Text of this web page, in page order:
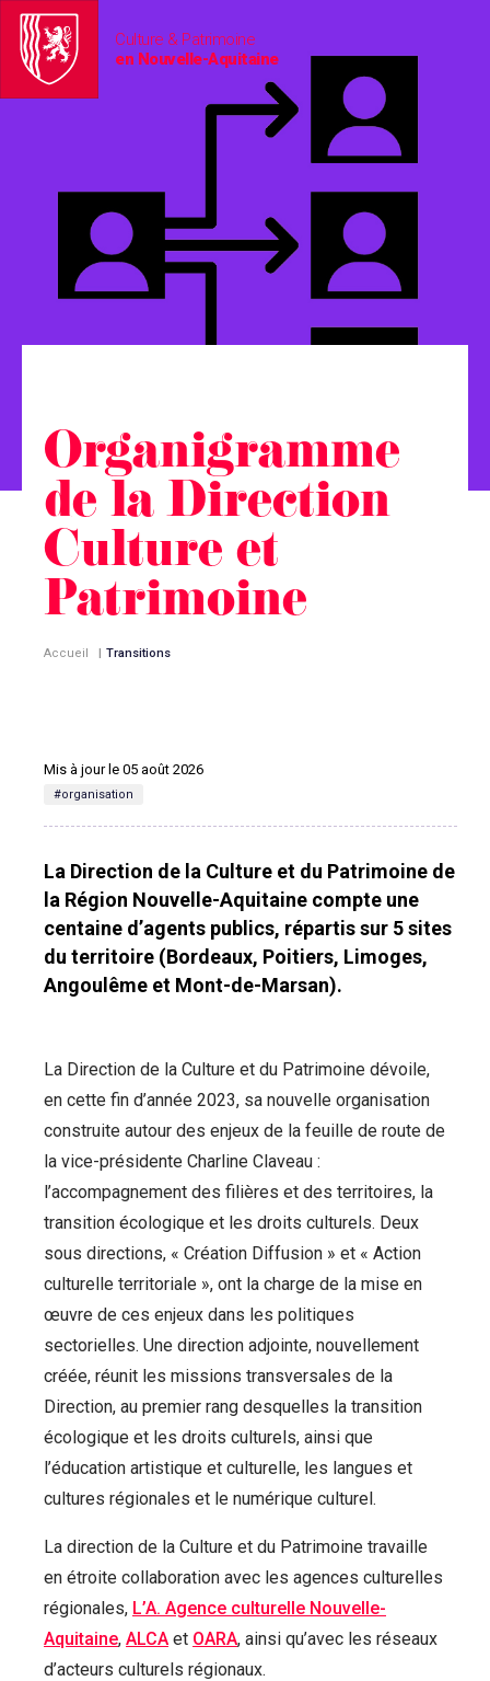
Culture & Patrimoine
en Nouvelle-Aquitaine
Organigramme
de la Direction
Culture et
Patrimoine
Accueil | Transitions
Mis à jour le 05 août 2026
#organisation
La Direction de la Culture et du Patrimoine de
la Région Nouvelle-Aquitaine compte une
centaine d’agents publics, répartis sur 5 sites
du territoire (Bordeaux, Poitiers, Limoges,
Angoulême et Mont-de-Marsan).
La Direction de la Culture et du Patrimoine dévoile,
en cette fin d’année 2023, sa nouvelle organisation
construite autour des enjeux de la feuille de route de
la vice-présidente Charline Claveau :
l’accompagnement des filières et des territoires, la
transition écologique et les droits culturels. Deux
sous directions, « Création Diffusion » et « Action
culturelle territoriale », ont la charge de la mise en
œuvre de ces enjeux dans les politiques
sectorielles. Une direction adjointe, nouvellement
créée, réunit les missions transversales de la
Direction, au premier rang desquelles la transition
écologique et les droits culturels, ainsi que
l’éducation artistique et culturelle, les langues et
cultures régionales et le numérique culturel.
La direction de la Culture et du Patrimoine travaille
en étroite collaboration avec les agences culturelles
régionales, L’A. Agence culturelle Nouvelle-
Aquitaine, ALCA et OARA, ainsi qu’avec les réseaux
d’acteurs culturels régionaux.